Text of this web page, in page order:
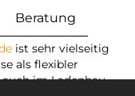
Beratung
ist sehr vielseitig
als flexibler
im Ladenbau